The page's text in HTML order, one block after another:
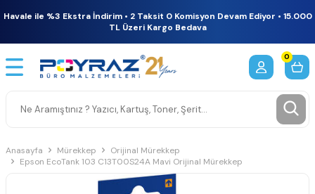
Havale ile %3 Ekstra İndirim • 2 Taksit 0 Komisyon Devam Ediyor • 15.000
TL Üzeri Kargo Bedava
0
Anasayfa Mürekkep
Orijinal Mürekkep
Epson EcoTank 103 C13T00S24A Mavi Orijinal Mürekkep